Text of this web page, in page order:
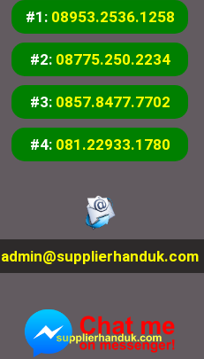
#1: 08953.2536.1258
#2: 08775.250.2234
#3: 0857.8477.7702
#4: 081.22933.1780
admin@supplierhanduk.com